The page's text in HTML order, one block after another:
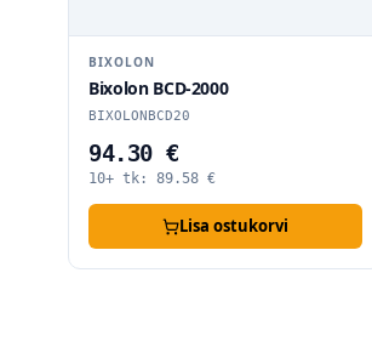
BIXOLON SPP-R200IIIPLUS
BIXOLONSPPR2
alates 227.73 €
10+ tk:
Lisa ostukorvi